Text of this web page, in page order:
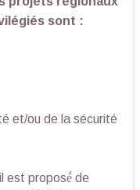
sont :
et/ou de la sécurité
est proposé́ de